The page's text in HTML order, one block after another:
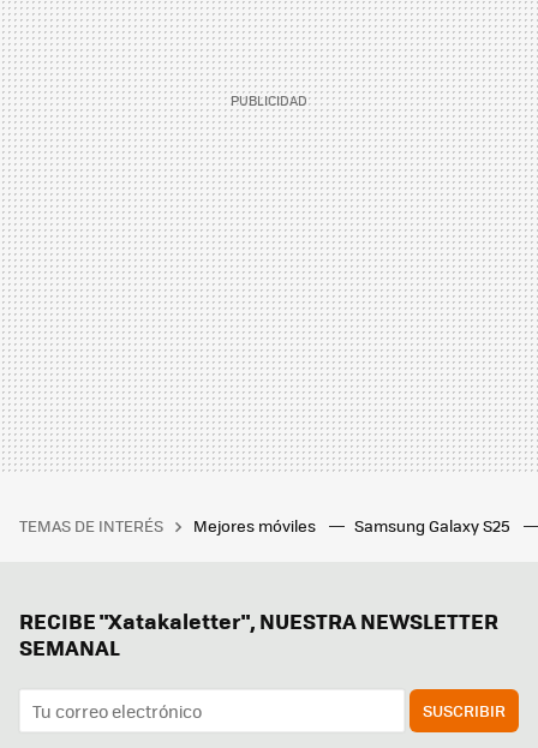
TEMAS DE INTERÉS Mejores móviles Samsung Galaxy S25
RECIBE "Xatakaletter", NUESTRA NEWSLETTER
SEMANAL
SUSCRIBIR